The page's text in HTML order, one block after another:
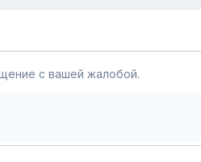
с вашей жалобой.